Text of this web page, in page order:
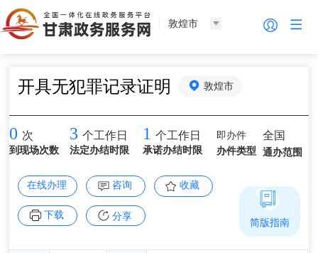
敦煌市
开具无犯罪记录证明 敦煌市
0 次
到现场次数
3 个工作日
法定办结时限
1 个工作日
承诺办结时限
即办件
办件类型
全国
通办范围
在线办理 咨询 收藏
下载 分享 简版指南